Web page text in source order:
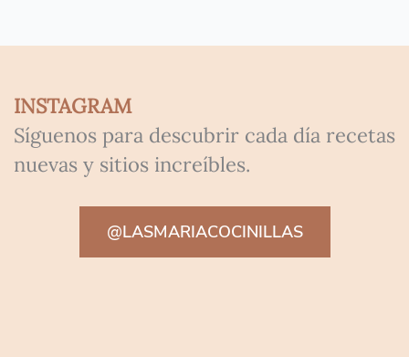
INSTAGRAM
Síguenos para descubrir cada día recetas
nuevas y sitios increíbles.
@LASMARIACOCINILLAS